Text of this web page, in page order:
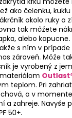
ako čelenku,
okolo ruky a
tak môžete
alebo kapucne.
s ním v
zároveň. Môže
je vyrobený z
teplom. Pri
a v
a zahreje. Navyše
50+.